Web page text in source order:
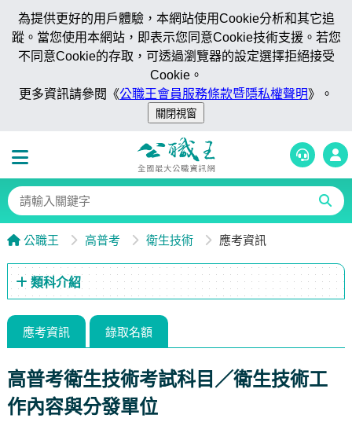
為提供更好的用戶體驗，本網站使用Cookie分析和其它追
蹤。當您使用本網站，即表示您同意Cookie技術支援。若您
不同意Cookie的存取，可透過瀏覽器的設定選擇拒絕接受
Cookie。
更多資訊請參閱《公職王會員服務條款暨隱私權聲明》。
公職王 高普考 衛生技術 應考資訊
類科介紹
應考資訊 錄取名額
高普考衛生技術考試科目／衛生技術工
作內容與分發單位